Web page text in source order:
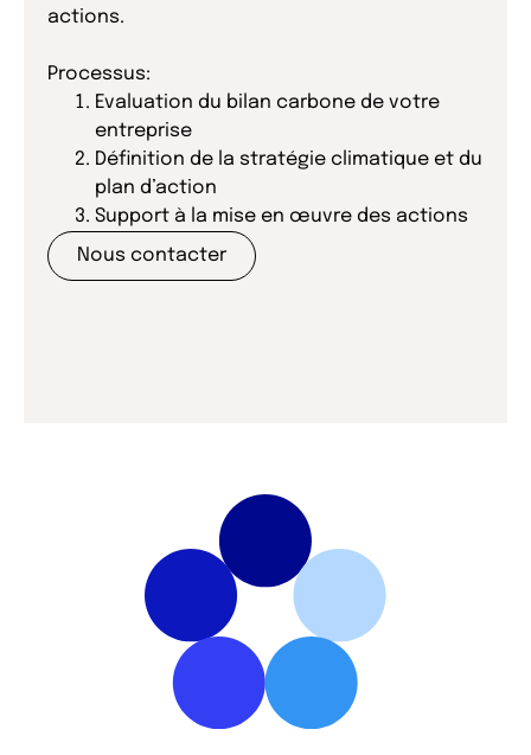
actions.
Processus:
Evaluation du bilan carbone de votre
entreprise
Définition de la stratégie climatique et du
plan d’action
Support à la mise en œuvre des actions
Nous contacter